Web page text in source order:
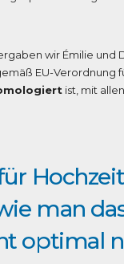
wir Émilie und
EU-Verordnung
ist, mit
man
optimal